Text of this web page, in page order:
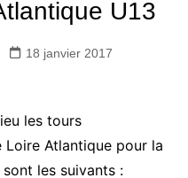
U13
18 janvier 2017
les tours
Atlantique pour la
les suivants :